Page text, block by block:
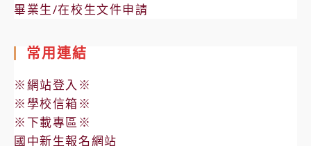
畢業生/在校生文件申請
常用連結
※網站登入※
※學校信箱※
※下載專區※
國中新生報名網站